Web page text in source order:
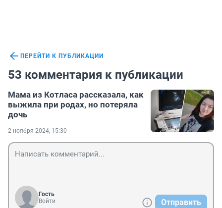
ПЕРЕЙТИ К ПУБЛИКАЦИИ
53 комментария к публикации
Мама из Котласа рассказала, как
выжила при родах, но потеряла
дочь
2 ноября 2024, 15:30
Гость
Войти
Отправить